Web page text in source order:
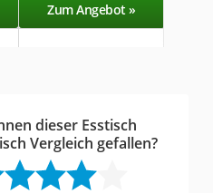
Zum Angebot »
dieser Esstisch
Vergleich gefallen?